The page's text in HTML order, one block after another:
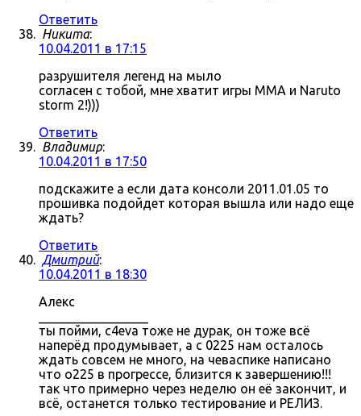
Ответить
Никита:
10.04.2011 в 17:15
разрушителя легенд на мыло
согласен с тобой, мне хватит игры MMA и Naruto
storm 2!)))
Ответить
Владимир:
10.04.2011 в 17:50
подскажите а если дата консоли 2011.01.05 то
прошивка подойдет которая вышла или надо еще
ждать?
Ответить
Дмитрий:
10.04.2011 в 18:30
Алекс
ты пойми, c4eva тоже не дурак, он тоже всё
наперёд продумывает, а с 0225 нам осталось
ждать совсем не много, на чеваспике написано
что о225 в прогрессе, близится к завершению!!!
так что примерно через неделю он её закончит, и
всё, останется только тестирование и РЕЛИЗ.